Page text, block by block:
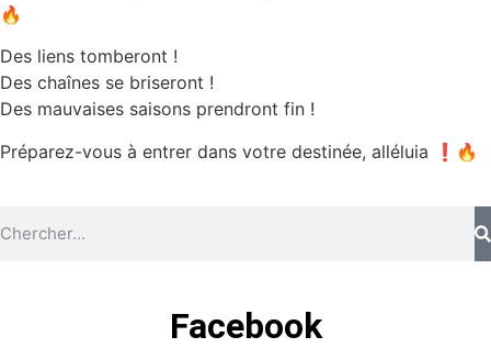
🔥
Des liens tomberont !
Des chaînes se briseront !
Des mauvaises saisons prendront fin !
Préparez-vous à entrer dans votre destinée, alléluia ❗️🔥
Facebook